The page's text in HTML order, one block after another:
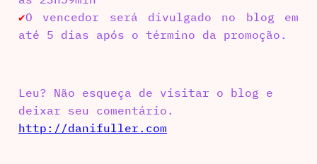
✔O vencedor será divulgado no blog em
até 5 dias após o término da promoção.
Leu? Não esqueça de visitar o blog e
deixar seu comentário.
http://danifuller.com